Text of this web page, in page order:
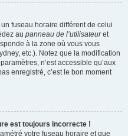
un fuseau horaire différent de celui
au panneau de l’utilisateuret
à la zone où vous vous
etc.). Notez que la modification
n’est accessible qu’aux
enregistré, c’est le bon moment
est toujours incorrecte !
votre fuseau horaire et que